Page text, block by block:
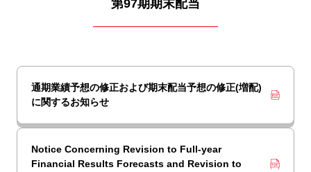
第97期期末配当
通期業績予想の修正および期末配当予想の修正(増配)
に関するお知らせ
Notice Concerning Revision to Full-year
Financial Results Forecasts and Revision to